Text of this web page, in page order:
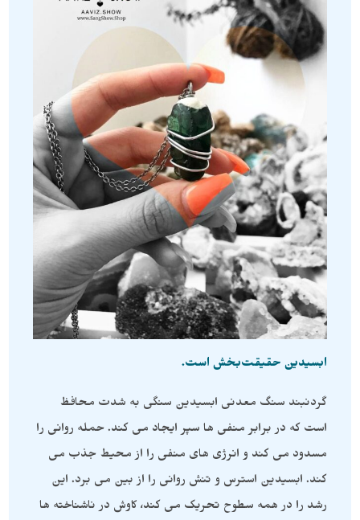
ابسیدین حقیقت‌بخش است.
گردنبند سنگ معدنی ابسیدین سنگی به شدت محافظ
است که در برابر منفی ها سپر ایجاد می کند. حمله روانی را
مسدود می کند و انرژی های منفی را از محیط جذب می
کند. ابسیدین استرس و تنش روانی را از بین می برد. این
رشد را در همه سطوح تحریک می کند، کاوش در ناشناخته ها